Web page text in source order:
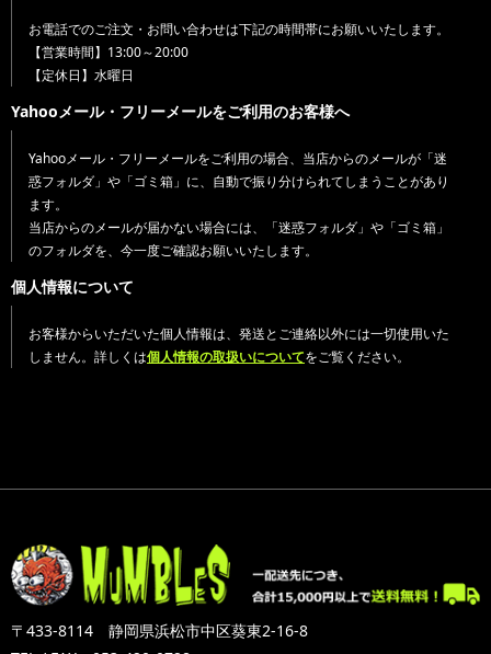
お電話でのご注文・お問い合わせは下記の時間帯にお願いいたします。
【営業時間】13:00～20:00
【定休日】水曜日
Yahooメール・フリーメールをご利用のお客様へ
Yahooメール・フリーメールをご利用の場合、当店からのメールが「迷
惑フォルダ」や「ゴミ箱」に、自動で振り分けられてしまうことがあり
ます。
当店からのメールが届かない場合には、「迷惑フォルダ」や「ゴミ箱」
のフォルダを、今一度ご確認お願いいたします。
個人情報について
お客様からいただいた個人情報は、発送とご連絡以外には一切使用いた
しません。詳しくは個人情報の取扱いについてをご覧ください。
〒433-8114 静岡県浜松市中区葵東2-16-8